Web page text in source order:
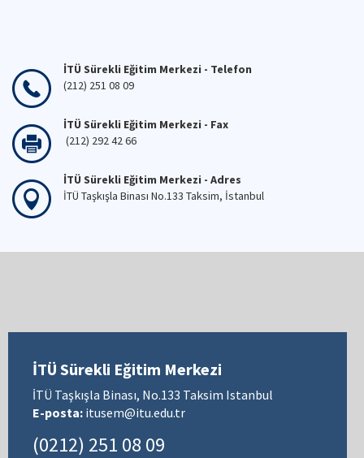
İTÜ Sürekli Eğitim Merkezi - Telefon
(212) 251 08 09
İTÜ Sürekli Eğitim Merkezi - Fax
(212) 292 42 66
İTÜ Sürekli Eğitim Merkezi - Adres
İTÜ Taşkışla Binası No.133 Taksim, İstanbul
İTÜ Sürekli Eğitim Merkezi
İTÜ Taşkışla Binası, No.133 Taksim Istanbul
E-posta: itusem@itu.edu.tr
(0212) 251 08 09